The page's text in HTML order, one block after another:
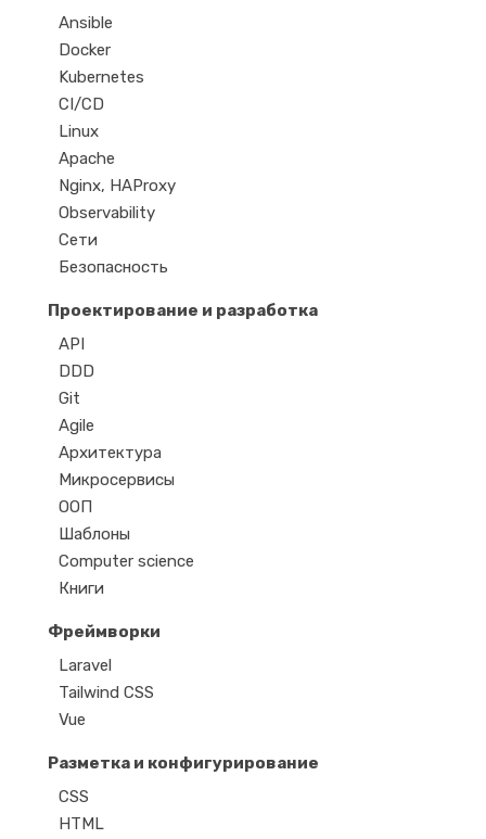
Ansible
Docker
Kubernetes
CI/CD
Linux
Apache
Nginx, HAProxy
Observability
Сети
Безопасность
Проектирование и разработка
API
DDD
Git
Agile
Архитектура
Микросервисы
ООП
Шаблоны
Computer science
Книги
Фреймворки
Laravel
Tailwind CSS
Vue
Разметка и конфигурирование
CSS
HTML